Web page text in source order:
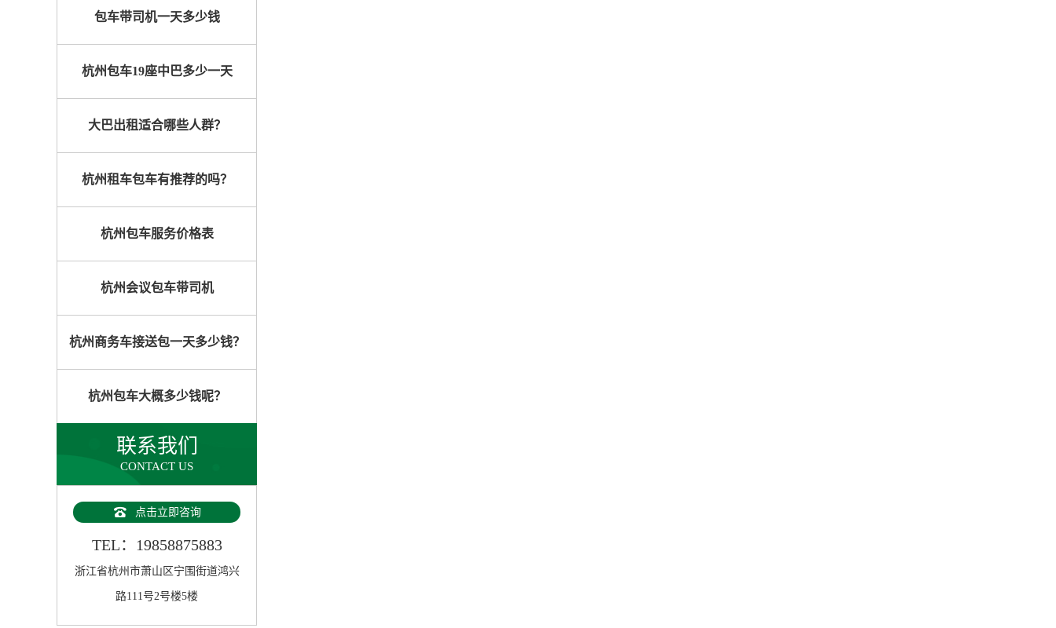
包车带司机一天多少钱
杭州包车19座中巴多少一天
大巴出租适合哪些人群？
杭州租车包车有推荐的吗？
杭州包车服务价格表
杭州会议包车带司机
杭州商务车接送包一天多少钱？
杭州包车大概多少钱呢？
联系我们
CONTACT US
点击立即咨询
TEL：19858875883
浙江省杭州市萧山区宁围街道鸿兴
路111号2号楼5楼